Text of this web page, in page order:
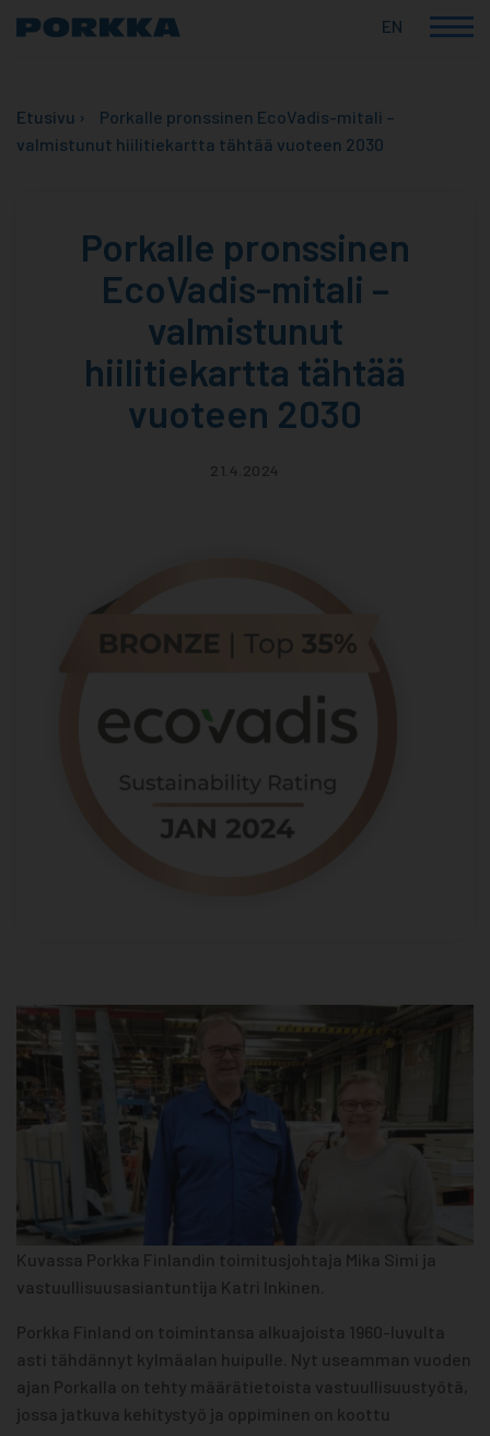
content
Korkealaatuiset
EN
Etusivu ›
Porkalle pronssinen EcoVadis-mitali –
valmistunut hiilitiekartta tähtää vuoteen 2030
Porkalle pronssinen
EcoVadis-mitali –
valmistunut
hiilitiekartta tähtää
vuoteen 2030
21.4.2024
Kuvassa Porkka Finlandin toimitusjohtaja Mika Simi ja
vastuullisuusasiantuntija Katri Inkinen.
Porkka Finland on toimintansa alkuajoista 1960-luvulta
asti tähdännyt kylmäalan huipulle. Nyt useamman vuoden
ajan Porkalla on tehty määrätietoista vastuullisuustyötä,
jossa jatkuva kehitystyö ja oppiminen on koottu